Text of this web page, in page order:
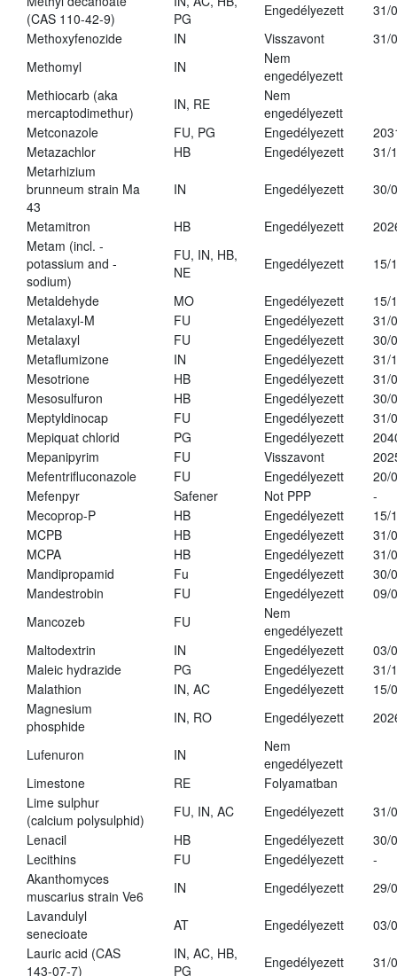
(CAS 110-42-9)
PG
Engedélyezett
31/
Methoxyfenozide
IN Visszavont
31/
Methomyl
IN
Nem
engedélyezett
Methiocarb (aka
mercaptodimethur)
IN, RE
Nem
engedélyezett
Metconazole
FU, PG Engedélyezett
Metazachlor
HB Engedélyezett
31/
Metarhizium
brunneum strain Ma
43
IN Engedélyezett 30/
Metamitron HB Engedélyezett
Metam (incl. -
potassium and -
sodium)
FU, IN, HB,
NE
Engedélyezett 15/
Metaldehyde MO Engedélyezett
15/
Metalaxyl-M
FU Engedélyezett
31/
Metalaxyl
FU Engedélyezett
30/
Metaflumizone
IN Engedélyezett
31/
Mesotrione
HB Engedélyezett
31/
Mesosulfuron
HB Engedélyezett
30/
Meptyldinocap
FU Engedélyezett
31/
Mepiquat chlorid
PG Engedélyezett
Mepanipyrim
FU Visszavont
Mefentrifluconazole
FU Engedélyezett
20/
Mefenpyr
Safener Not PPP
-
Mecoprop-P
HB Engedélyezett
15/
MCPB
HB Engedélyezett
31/
MCPA
HB Engedélyezett
31/
Mandipropamid
Fu Engedélyezett
30/
Mandestrobin
FU Engedélyezett
09/
Mancozeb
FU
Nem
engedélyezett
Maltodextrin
IN Engedélyezett
03/
Maleic hydrazide
PG Engedélyezett
31/
Malathion
IN, AC Engedélyezett
15/
Magnesium
phosphide
IN, RO Engedélyezett
Lufenuron IN
Nem
engedélyezett
Limestone
RE
Folyamatban
Lime sulphur
(calcium polysulphid)
FU, IN, AC Engedélyezett
31/
Lenacil
HB Engedélyezett
30/
Lecithins
FU Engedélyezett
-
Akanthomyces
muscarius strain Ve6
IN Engedélyezett
29/
Lavandulyl
senecioate
AT Engedélyezett
03/
Lauric acid (CAS
143-07-7)
IN, AC, HB,
PG
Engedélyezett 31/